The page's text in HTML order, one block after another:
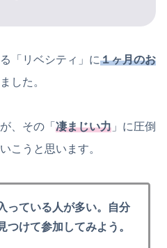
「リベシティ」に１ヶ月のお
した。
、その「 凄まじい力 」に圧倒
こうと思います。
っている人が多い。自分
つけて参加してみよう。